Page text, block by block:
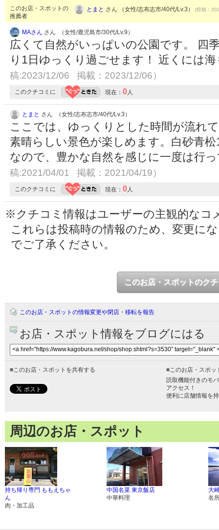
このお店・スポットの
推薦者
とまと さん （女性/志布志市/40代/Lv.3） (投稿：
MAさん さん （女性/鹿児島市/30代/Lv.9）
広くて自然がいっぱいの公園です。 四
り1日ゆっくり過ごせます！ 近くには
稿:2023/12/06 掲載：2023/12/06）
このクチコミに 現在： 0 人
とまと さん （女性/志布志市/40代/Lv.3）
ここでは、ゆっくりとした時間が流れ
素晴らしい景色が楽しめます。白砂青
なので、豊かな自然を感じに一度は行
稿:2021/04/01 掲載：2021/04/19）
このクチコミに 現在： 0 人
※クチコミ情報はユーザーの主観的なコ
これらは投稿時の情報のため、変更に
でご了承ください。
このお店・スポットのク
このお店・スポットの情報変更や閉店・移転を報告
お店・スポット情報をブログにはる
■ このお店・スポットを共有する ■ このお店・スポ
読取機能付きのモ
アクセス！
便利に店舗情報を
周辺のお店・スポット
持ち帰り専門 ももえちゃ
ん
肉・加工品
中国名菜 東京飯店
中華料理
大
名